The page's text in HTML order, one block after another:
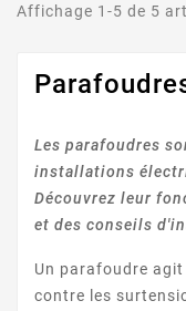
Affichage 1-5 de 5
Les parafoudres
installations
Découvrez leur
et des conseils
Un parafoudre
contre les